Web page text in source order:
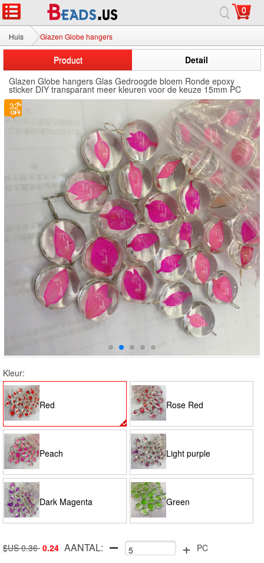
0
Huis Glazen Globe hangers
Product
Detail
Glazen Globe hangers Glas Gedroogde bloem Ronde epoxy
sticker DIY transparant meer kleuren voor de keuze 15mm PC
Kleur:
Red Rose Red
Peach Light purple
Dark Magenta Green
$US 0.36 0.24 AANTAL: + PC